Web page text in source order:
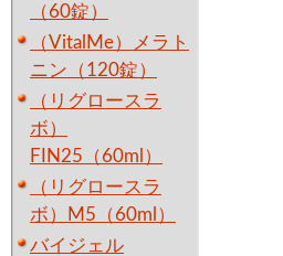
（60錠）
（VitalMe）メラト
ニン（120錠）
（リグロースラ
ボ）
FIN25（60ml）
（リグロースラ
ボ）M5（60ml）
バイジェル